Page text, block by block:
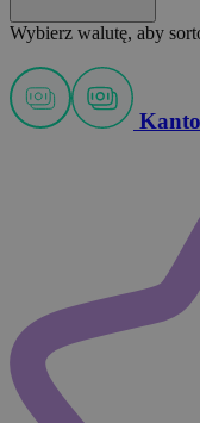
Wybierz walutę, aby